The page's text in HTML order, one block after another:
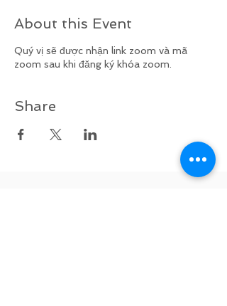
About this Event
Quý vị sẽ được nhận link zoom và mã
zoom sau khi đăng ký khóa zoom.
Share